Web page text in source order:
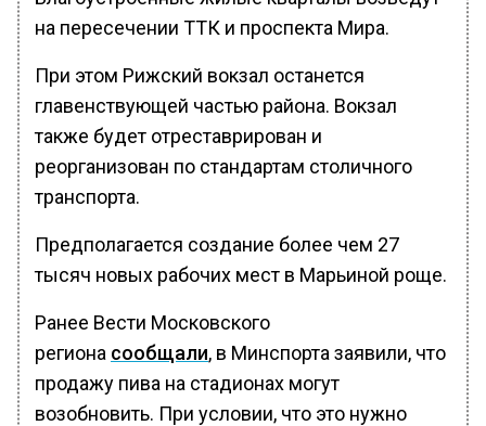
на пересечении ТТК и проспекта Мира.
При этом Рижский вокзал останется
главенствующей частью района. Вокзал
также будет отреставрирован и
реорганизован по стандартам столичного
транспорта.
Предполагается создание более чем 27
тысяч новых рабочих мест в Марьиной роще.
Ранее Вести Московского
региона сообщали, в Минспорта заявили, что
продажу пива на стадионах могут
возобновить. При условии, что это нужно